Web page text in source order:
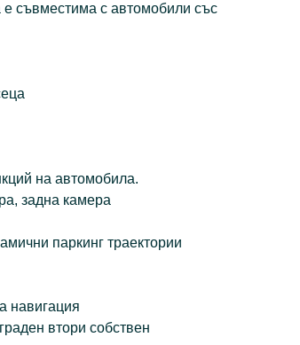
съвместима с автомобили със
на автомобила.
задна камера
паркинг траектории
навигация
втори собствен